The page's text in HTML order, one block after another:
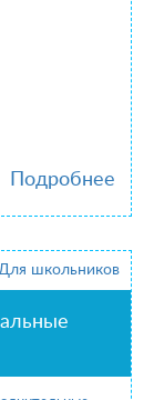
Подробнее
школьников